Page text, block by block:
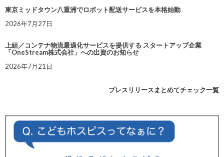
東京ミッドタウン八重洲でロボット配送サービスを本格始動
2026年7月27日
上組／コンテナ物流最適化サービスを提供する スタートアップ企業
「OneStream株式会社」への出資のお知らせ
2026年7月21日
プレスリリースまとめてチェック一覧